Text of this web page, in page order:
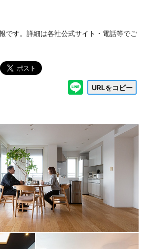
です。詳細は各社公式サイト・電話等でご
URLをコピー